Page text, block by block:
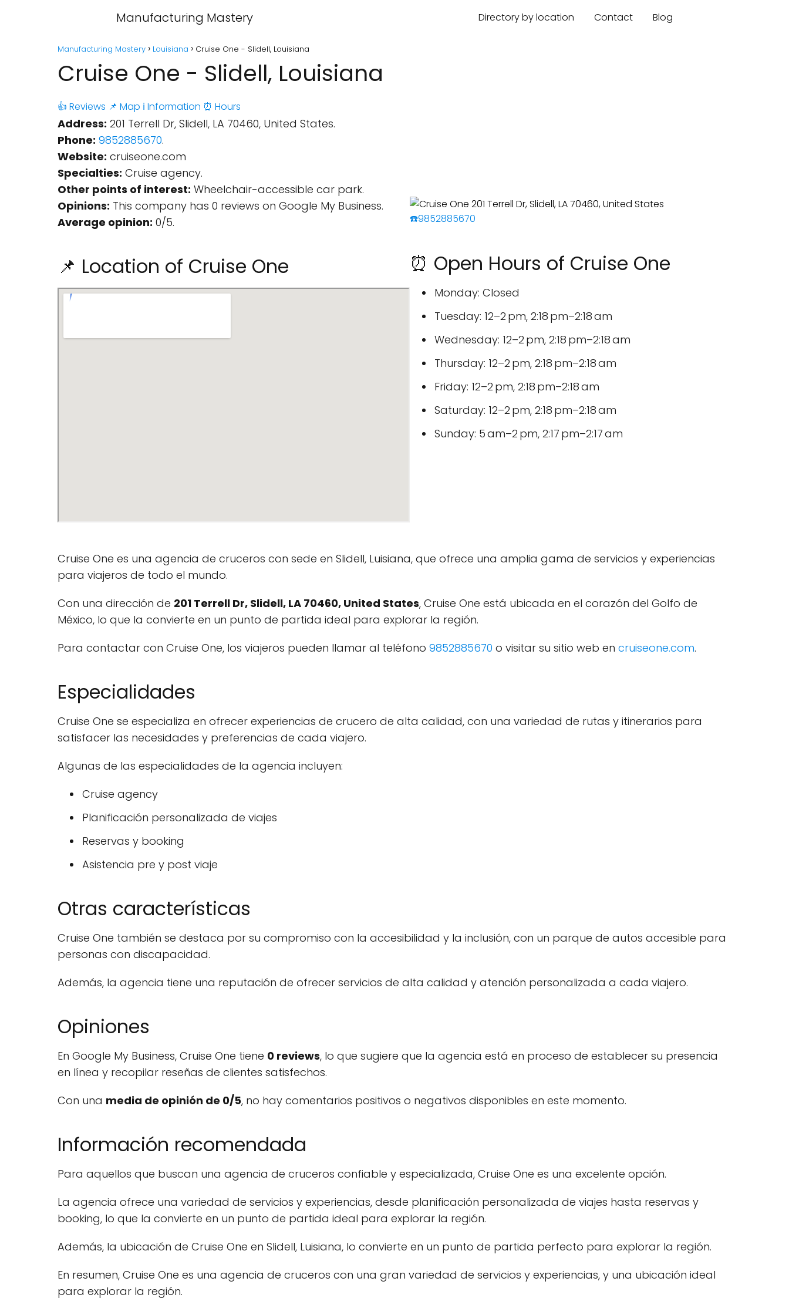
Manufacturing Mastery Directory by location Contact Blog
Manufacturing Mastery Louisiana Cruise One - Slidell, Louisiana
Cruise One - Slidell, Louisiana
👍 Reviews 📌 Map ℹ️ Information ⏰ Hours
Address: 201 Terrell Dr, Slidell, LA 70460, United States.
Phone: 9852885670.
Website: cruiseone.com
Specialties: Cruise agency.
Other points of interest: Wheelchair-accessible car park.
Opinions: This company has 0 reviews on Google My Business.
Average opinion: 0/5.
📌 Location of Cruise One
☎️9852885670
⏰ Open Hours of Cruise One
Monday: Closed
Tuesday: 12–2 pm, 2:18 pm–2:18 am
Wednesday: 12–2 pm, 2:18 pm–2:18 am
Thursday: 12–2 pm, 2:18 pm–2:18 am
Friday: 12–2 pm, 2:18 pm–2:18 am
Saturday: 12–2 pm, 2:18 pm–2:18 am
Sunday: 5 am–2 pm, 2:17 pm–2:17 am
Cruise One es una agencia de cruceros con sede en Slidell, Luisiana, que ofrece una amplia gama de servicios y experiencias
para viajeros de todo el mundo.
Con una dirección de 201 Terrell Dr, Slidell, LA 70460, United States, Cruise One está ubicada en el corazón del Golfo de
México, lo que la convierte en un punto de partida ideal para explorar la región.
Para contactar con Cruise One, los viajeros pueden llamar al teléfono 9852885670 o visitar su sitio web en cruiseone.com.
Especialidades
Cruise One se especializa en ofrecer experiencias de crucero de alta calidad, con una variedad de rutas y itinerarios para
satisfacer las necesidades y preferencias de cada viajero.
Algunas de las especialidades de la agencia incluyen:
Cruise agency
Planificación personalizada de viajes
Reservas y booking
Asistencia pre y post viaje
Otras características
Cruise One también se destaca por su compromiso con la accesibilidad y la inclusión, con un parque de autos accesible para
personas con discapacidad.
Además, la agencia tiene una reputación de ofrecer servicios de alta calidad y atención personalizada a cada viajero.
Opiniones
En Google My Business, Cruise One tiene 0 reviews, lo que sugiere que la agencia está en proceso de establecer su presencia
en línea y recopilar reseñas de clientes satisfechos.
Con una media de opinión de 0/5, no hay comentarios positivos o negativos disponibles en este momento.
Información recomendada
Para aquellos que buscan una agencia de cruceros confiable y especializada, Cruise One es una excelente opción.
La agencia ofrece una variedad de servicios y experiencias, desde planificación personalizada de viajes hasta reservas y
booking, lo que la convierte en un punto de partida ideal para explorar la región.
Además, la ubicación de Cruise One en Slidell, Luisiana, lo convierte en un punto de partida perfecto para explorar la región.
En resumen, Cruise One es una agencia de cruceros con una gran variedad de servicios y experiencias, y una ubicación ideal
para explorar la región.